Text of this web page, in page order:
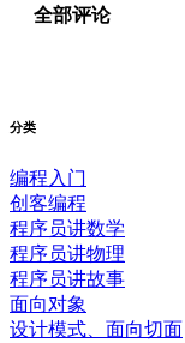
全部评论
分类
编程入门
创客编程
程序员讲数学
程序员讲物理
程序员讲故事
面向对象
设计模式、面向切面